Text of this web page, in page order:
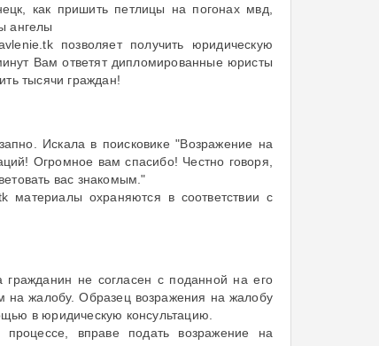
как пришить петлицы на погонах мвд,
ангелы
позволяет получить юридическую
Вам ответят дипломированные юристы
тысячи граждан!
Искала в поисковике "Возражение на
Огромное вам спасибо! Честно говоря,
вас знакомым."
охраняются в соответствии с
гражданин не согласен с поданной на его
на жалобу. Образец возражения на жалобу
в юридическую консультацию.
вправе подать возражение на